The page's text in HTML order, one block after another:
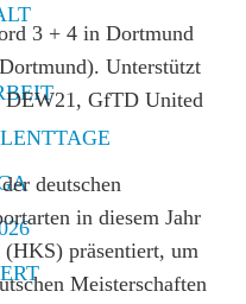
3 + 4 in Dortmund
Unterstützt
DEW21, GfTD United
deutschen
in diesem Jahr
präsentiert, um
Meisterschaften